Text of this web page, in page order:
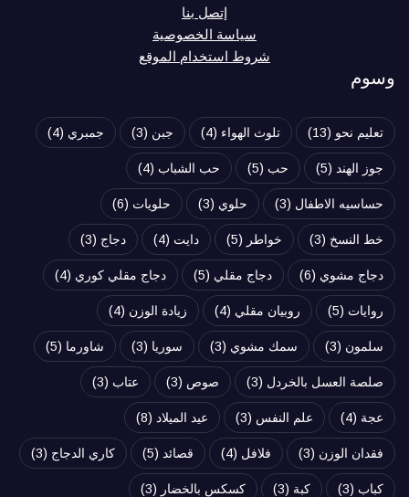
إتصل بنا
سياسة الخصوصية
شروط استخدام الموقع
وسوم
تعليم نحو (13) تلوث الهواء (4) جبن (3) جمبري (4)
جوز الهند (5) حب (5) حب الشباب (4)
حساسيه الاطفال (3) حلوي (3) حلويات (6)
خط النسخ (3) خواطر (5) دايت (4) دجاج (3)
دجاج مشوي (6) دجاج مقلي (5) دجاج مقلي كوري (4)
روايات (5) روبيان مقلي (4) زيادة الوزن (4)
سلمون (3) سمك مشوي (3) سوريا (3) شاورما (5)
صلصة العسل بالخردل (3) صوص (3) عتاب (3)
عجة (4) علم النفس (3) عيد الميلاد (8)
فقدان الوزن (3) فلافل (4) قصائد (5) كاري الدجاج (3)
كباب (3) كبة (3) كسكس بالخضار (3)